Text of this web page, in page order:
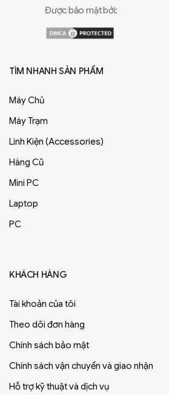
Được bảo mật bởi:
TÌM NHANH SẢN PHẨM
Máy Chủ
Máy Trạm
Linh Kiện (Accessories)
Hàng Cũ
Mini PC
Laptop
PC
KHÁCH HÀNG
Tài khoản của tôi
Theo dõi đơn hàng
Chính sách bảo mật
Chính sách vận chuyển và giao nhận
Hỗ trợ kỹ thuật và dịch vụ